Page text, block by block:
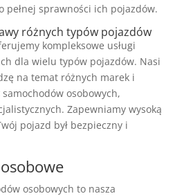
pełnej sprawności ich pojazdów.
różnych typów pojazdów
kompleksowe usługi
dla wielu typów pojazdów. Nasi
na temat różnych marek i
osobowych,
Zapewniamy wysoką
pojazd był bezpieczny i
osobowych to nasza